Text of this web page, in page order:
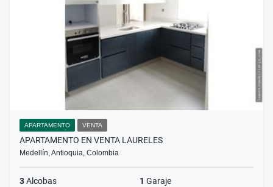
APARTAMENTO VENTA
APARTAMENTO EN VENTA LAURELES
Medellín, Antioquia, Colombia
3Alcobas 1 Garaje